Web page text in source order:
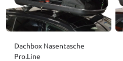
Dachbox Nasentasche
Pro.Line